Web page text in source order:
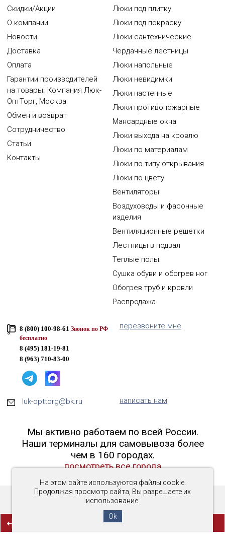
На этом сайте используются файлы cookie.
Продолжая просмотр сайта, Вы разрешаете их
использование.
Ok
СРАВНЕНИЕ
Скидки/Акции
О компании
Новости
Доставка
Оплата
Гарантии производителей
на товары. Компания Люк-
ОптТорг, Москва
Обмен и возврат
Сотрудничество
Статьи
Контакты
Люки под плитку
Люки под покраску
Люки сантехнические
Чердачные лестницы
Люки напольные
Люки невидимки
Люки настенные
Люки противопожарные
Мансардные окна
Люки выхода на кровлю
Люки по материалам
Люки по типу открывания
Люки по цвету
Вентиляторы
Воздуховоды и фасонные
изделия
Вентиляционные решетки
Лестницы в подвал
Теплые полы
Сушка обуви и обогрев ног
Обогрев труб и кровли
Распродажа
8 (800) 100-98-61 Звонок по РФ
бесплатно
8 (495) 181-19-81
8 (963) 710-83-00
перезвоните мне
luk-opttorg@bk.ru написать нам
Мы активно работаем по всей России.
Наши терминалы для самовывоза более
чем в 160 городах.
посмотреть все города
Copyright © 2016-2026 «Люк-ОптТорг»